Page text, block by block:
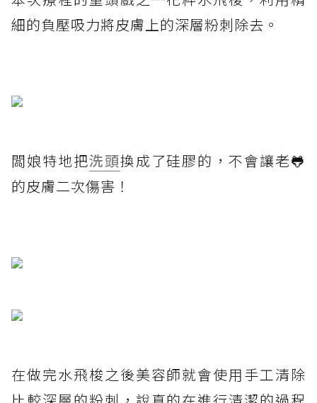
細的負壓吸力將皮膚上的深層粉刺除去。
闆娘特地把洗頭換成了硅膠的，不會讓老🐸
的皮膚二次傷害！
在做完水飛梭之後美容師就會使用手工清除